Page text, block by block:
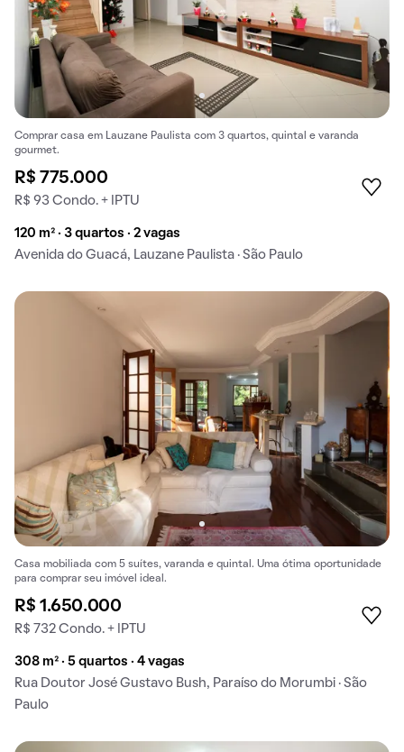
Comprar casa em Lauzane Paulista com 3 quartos, quintal e varanda
gourmet.
R$ 775.000
R$ 93 Condo. + IPTU
120 m² · 3 quartos · 2 vagas
Avenida do Guacá, Lauzane Paulista · São Paulo
Casa mobiliada com 5 suítes, varanda e quintal. Uma ótima oportunidade
para comprar seu imóvel ideal.
R$ 1.650.000
R$ 732 Condo. + IPTU
308 m² · 5 quartos · 4 vagas
Rua Doutor José Gustavo Bush, Paraíso do Morumbi · São
Paulo